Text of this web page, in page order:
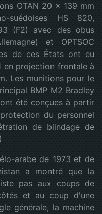
OTAN 20 × 139 mm
suédoises HS 820,
(F2) avec des obus
et OPTSOC
de ces États ont eu
en projection frontale à
Les munitions pour le
BMP M2 Bradley
été conçues à partir
du personnel
de blindage de
arabe de 1973 et de
a montré que la
pas aux coups de
et au coup d'une
générale, la machine